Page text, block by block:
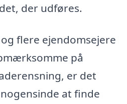
der udføres.
flere ejendomsejere
på
er det
at finde